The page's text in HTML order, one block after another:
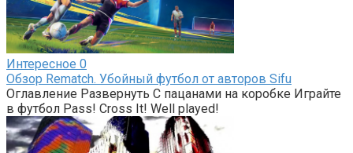
Интересное 0
Обзор Rematch. Убойный футбол от авторов Sifu
Оглавление Развернуть С пацанами на коробке Играйте
в футбол Pass! Cross It! Well played!